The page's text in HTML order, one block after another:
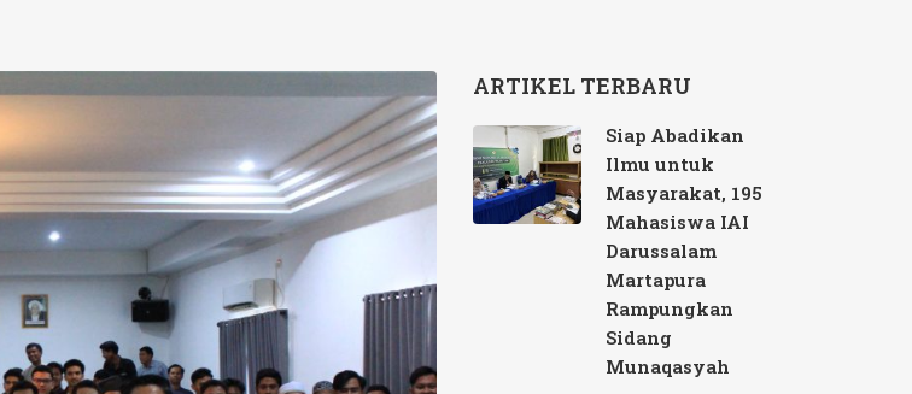
ARTIKEL TERBARU
Siap Abadikan
Ilmu untuk
Masyarakat, 195
Mahasiswa IAI
Darussalam
Martapura
Rampungkan
Sidang
Munaqasyah